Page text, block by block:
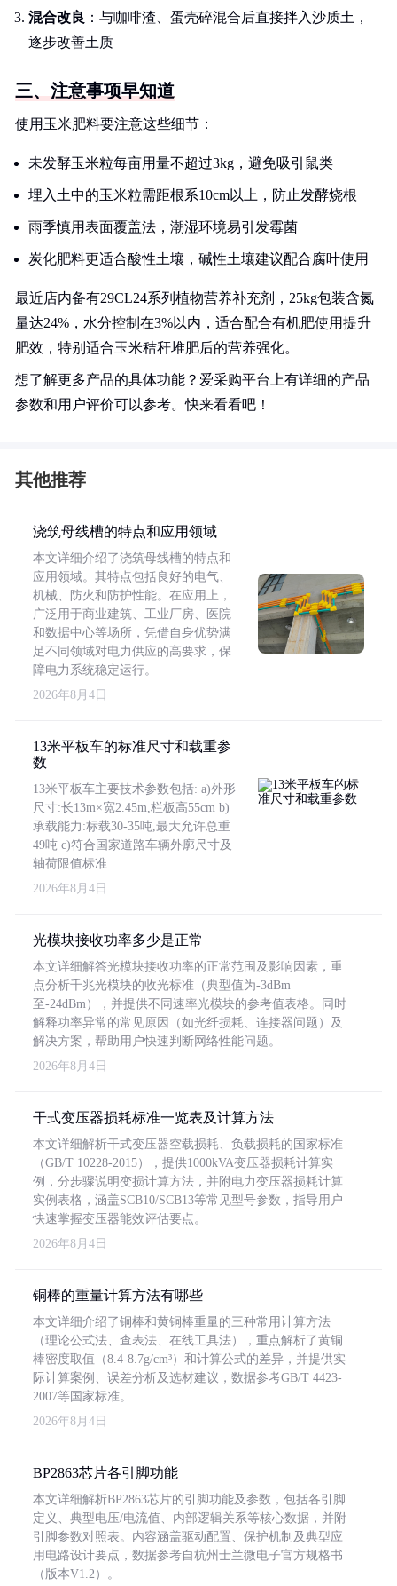
混合改良 ：与咖啡渣、蛋壳碎混合后直接拌入沙质土，
逐步改善土质
三、注意事项早知道
使用玉米肥料要注意这些细节：
未发酵玉米粒每亩用量不超过3kg，避免吸引鼠类
埋入土中的玉米粒需距根系10cm以上，防止发酵烧根
雨季慎用表面覆盖法，潮湿环境易引发霉菌
炭化肥料更适合酸性土壤，碱性土壤建议配合腐叶使用
最近店内备有29CL24系列植物营养补充剂，25kg包装含氮
量达24%，水分控制在3%以内，适合配合有机肥使用提升
肥效，特别适合玉米秸秆堆肥后的营养强化。
想了解更多产品的具体功能？爱采购平台上有详细的产品
参数和用户评价可以参考。快来看看吧！
其他推荐
浇筑母线槽的特点和应用领域
本文详细介绍了浇筑母线槽的特点和
应用领域。其特点包括良好的电气、
机械、防火和防护性能。在应用上，
广泛用于商业建筑、工业厂房、医院
和数据中心等场所，凭借自身优势满
足不同领域对电力供应的高要求，保
障电力系统稳定运行。
2026年8月4日
13米平板车的标准尺寸和载重参
数
13米平板车主要技术参数包括: a)外形
尺寸:长13m×宽2.45m,栏板高55cm b)
承载能力:标载30-35吨,最大允许总重
49吨 c)符合国家道路车辆外廓尺寸及
轴荷限值标准
2026年8月4日
光模块接收功率多少是正常
本文详细解答光模块接收功率的正常范围及影响因素，重
点分析千兆光模块的收光标准（典型值为-3dBm
至-24dBm），并提供不同速率光模块的参考值表格。同时
解释功率异常的常见原因（如光纤损耗、连接器问题）及
解决方案，帮助用户快速判断网络性能问题。
2026年8月4日
干式变压器损耗标准一览表及计算方法
本文详细解析干式变压器空载损耗、负载损耗的国家标准
（GB/T 10228-2015），提供1000kVA变压器损耗计算实
例，分步骤说明变损计算方法，并附电力变压器损耗计算
实例表格，涵盖SCB10/SCB13等常见型号参数，指导用户
快速掌握变压器能效评估要点。
2026年8月4日
铜棒的重量计算方法有哪些
本文详细介绍了铜棒和黄铜棒重量的三种常用计算方法
（理论公式法、查表法、在线工具法），重点解析了黄铜
棒密度取值（8.4-8.7g/cm³）和计算公式的差异，并提供实
际计算案例、误差分析及选材建议，数据参考GB/T 4423-
2007等国家标准。
2026年8月4日
BP2863芯片各引脚功能
本文详细解析BP2863芯片的引脚功能及参数，包括各引脚
定义、典型电压/电流值、内部逻辑关系等核心数据，并附
引脚参数对照表。内容涵盖驱动配置、保护机制及典型应
用电路设计要点，数据参考自杭州士兰微电子官方规格书
（版本V1.2）。